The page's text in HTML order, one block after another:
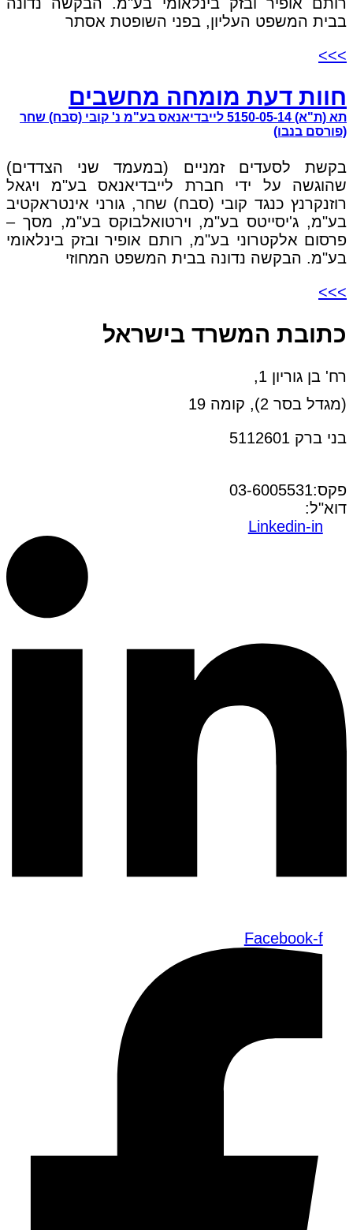
בבית המשפט העליון, בפני השופטת אסתר
>>>
חוות דעת מומחה מחשבים
תא (ת"א) 5150-05-14 לייבדיאנאס בע"מ נ' קובי (סבח) שחר
(פורסם בנבו)
בקשת לסעדים זמניים (במעמד שני הצדדים)
שהוגשה על ידי חברת לייבדיאנאס בע"מ ויגאל
רוזנקרנץ כנגד קובי (סבח) שחר, גורני אינטראקטיב
בע"מ, ג'יסייטס בע"מ, וירטואלבוקס בע"מ, מסך –
פרסום אלקטרוני בע"מ, רותם אופיר ובזק בינלאומי
בע"מ. הבקשה נדונה בבית המשפט המחוזי
>>>
כתובת המשרד בישראל
רח' בן גוריון 1,
(מגדל בסר 2), קומה 19
בני ברק 5112601
פקס:03-6005531
דוא"ל:
Linkedin-in
Facebook-f